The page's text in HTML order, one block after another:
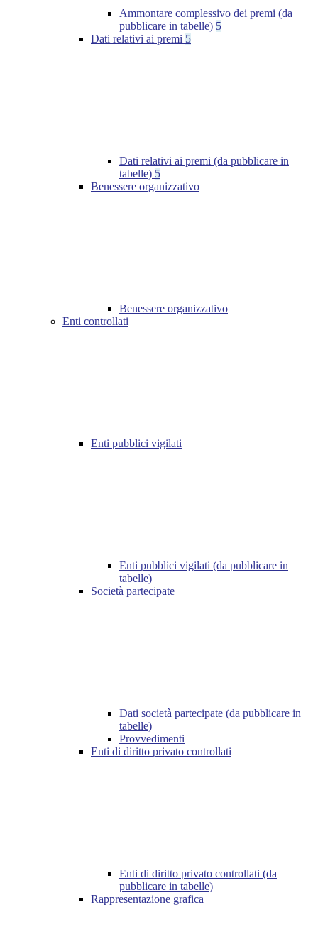
Ammontare complessivo dei premi (da
pubblicare in tabelle) 5
Dati relativi ai premi 5
Dati relativi ai premi (da pubblicare in
tabelle) 5
Benessere organizzativo
Benessere organizzativo
Enti controllati
Enti pubblici vigilati
Enti pubblici vigilati (da pubblicare in
tabelle)
Società partecipate
Dati società partecipate (da pubblicare in
tabelle)
Provvedimenti
Enti di diritto privato controllati
Enti di diritto privato controllati (da
pubblicare in tabelle)
Rappresentazione grafica